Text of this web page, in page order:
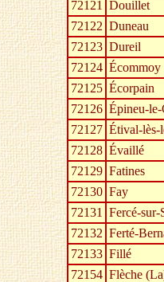
72121 Douillet
72122 Duneau
72123 Dureil
72124 Écommoy
72125 Écorpain
72126 Épineu-
72127 Étival-lès-
72128 Évaillé
72129 Fatines
72130 Fay
72131 Fercé-sur-
72132 Ferté-
72133 Fillé
72154 Flèche